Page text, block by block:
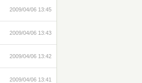
2009/04/06 13:45
2009/04/06 13:43
2009/04/06 13:42
2009/04/06 13:41